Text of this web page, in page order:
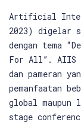
Artificial
2023) digelar
dengan tema
For All”. AIIS
dan pameran
pemanfaatan
global
stage